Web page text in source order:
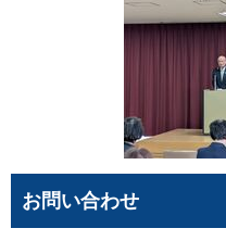
お問い合わせ